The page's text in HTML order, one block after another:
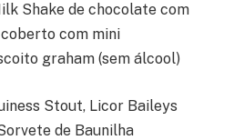
Shake de chocolate com
com mini
graham (sem álcool)
Stout, Licor Baileys
de Baunilha